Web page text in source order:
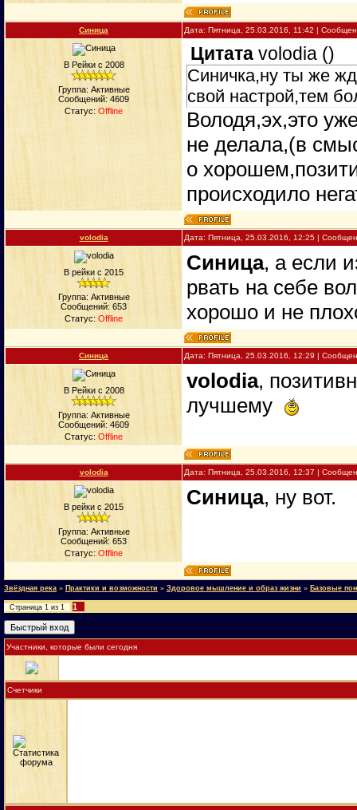
Синица Дата: Пятница, 25.03.2016, 11:42 |
В Рейки с 2008
Группа: Активные
Сообщений: 4609
Статус: Offline
Цитата volodia ()
Синичка,ну ты же
свой настрой,тем
Володя,эх,это
не делала,(в
о
происходило
volodia Дата: Пятница, 25.03.2016, 12:25 |
В рейки с 2015
Группа: Активные
Сообщений: 653
Статус: Offline
Синица, а если
рвать на себе
хорошо и не
Синица Дата: Пятница, 25.03.2016, 12:29 |
В Рейки с 2008
Группа: Активные
Сообщений: 4609
Статус: Offline
volodia,
лучшему
volodia Дата: Пятница, 25.03.2016, 12:37 |
В рейки с 2015
Группа: Активные
Сообщений: 653
Статус: Offline
Синица, ну вот.
Звёздная река » Практики и возможности » Здоровое мышление и образ жизни » Базовые
Страница 1 из 1 1
Участники, которые были сегодня
Счетчики